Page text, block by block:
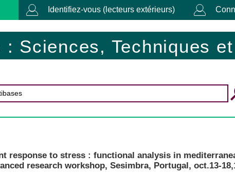
Identifiez-vous (lecteurs extérieurs)
: Sciences, Techniques
response to stress : functional analysis in
research workshop, Sesimbra, Portugal, oct.13-